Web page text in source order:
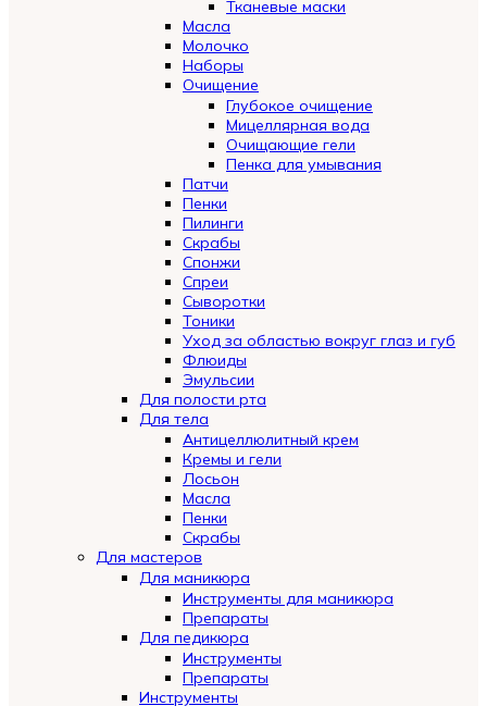
Тканевые маски
Масла
Молочко
Наборы
Очищение
Глубокое очищение
Мицеллярная вода
Очищающие гели
Пенка для умывания
Патчи
Пенки
Пилинги
Скрабы
Спонжи
Спреи
Сыворотки
Тоники
Уход за областью вокруг глаз и губ
Флюиды
Эмульсии
Для полости рта
Для тела
Антицеллюлитный крем
Кремы и гели
Лосьон
Масла
Пенки
Скрабы
Для мастеров
Для маникюра
Инструменты для маникюра
Препараты
Для педикюра
Инструменты
Препараты
Инструменты